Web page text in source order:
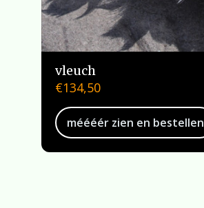
vleuch
€134,50
méééér zien en bestellen